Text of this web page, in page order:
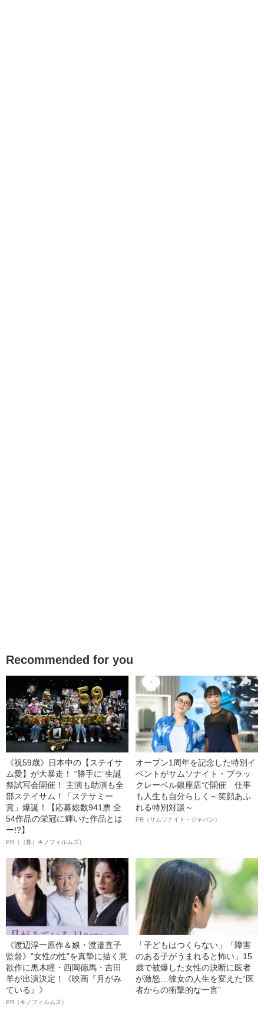
Recommended for you
《祝59歳》日本中の【ステイサ
ム愛】が大暴走！ “勝手に”生誕
祭試写会開催！ 主演も助演も全
部ステイサム！「ステサミー
賞」爆誕！【応募総数941票 全
54作品の栄冠に輝いた作品とは
ー!?】
PR（（株）キノフィルムズ）
オープン1周年を記念した特別イ
ベントがサムソナイト・ブラッ
クレーベル銀座店で開催 仕事
も人生も自分らしく～笑顔あふ
れる特別対談～
PR（サムソナイト・ジャパン）
《渡辺淳一原作＆娘・渡邉直子
監督》“女性の性”を真摯に描く意
欲作に黒木瞳・西岡德馬・吉田
羊が出演決定！《映画『月がみ
ている』》
PR（キノフィルムズ）
「子どもはつくらない」「障害
のある子がうまれると怖い」15
歳で被爆した女性の決断に医者
が激怒…彼女の人生を変えた“医
者からの衝撃的な一言”